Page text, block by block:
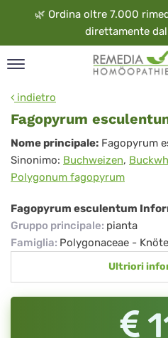
🌿 Ordina oltre 7.000
direttamente dal
indietro
Fagopyrum
Fagopyrum
esculentum
Nome principale: Fagopyrum
Sinonimo: Buchweizen,
Polygonum fagopyrum
Fagopyrum esculentum
Gruppo principale: pianta
Famiglia: Polygonaceae -
Ultriori